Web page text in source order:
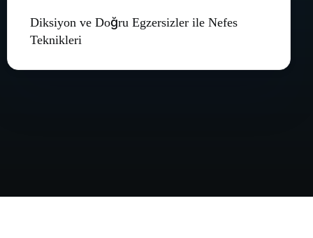
Diksiyon ve Doğru Egzersizler ile Nefes
Teknikleri